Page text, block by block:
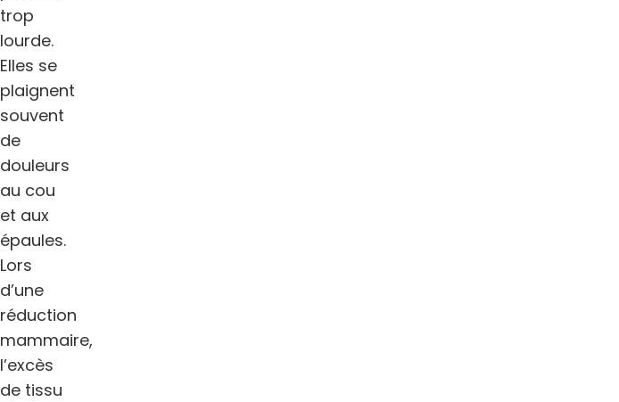
trop
lourde.
Elles se
plaignent
souvent
de
douleurs
au cou
et aux
épaules.
Lors
d’une
réduction
mammaire,
l’excès
de tissu